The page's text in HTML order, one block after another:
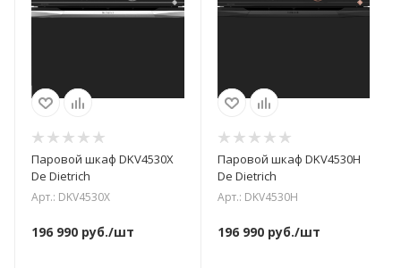
Паровой шкаф DKV4530X
De Dietrich
Арт.: DKV4530X
196 990 руб./шт
Паровой шкаф DKV4530H
De Dietrich
Арт.: DKV4530H
196 990руб./шт